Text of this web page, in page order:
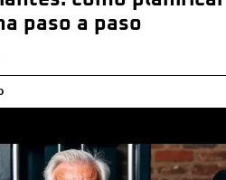
paso a paso